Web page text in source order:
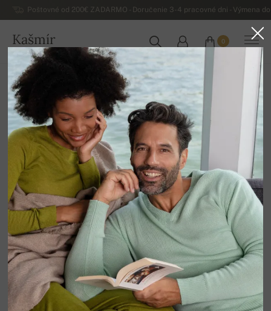
Poštovné od 200€ ZADARMO - Doručenie 3-4 pracovné dni - Výmena
Kašmír
SLOVENSKO
0
Domov
Luxusné pánske kašmírové svetre
Pánske kašmírové véčkové svetre